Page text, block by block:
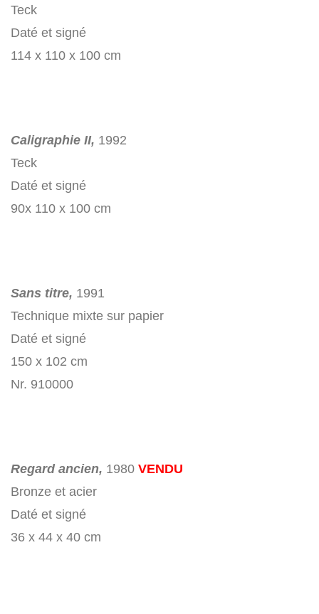
Teck
Daté et signé
114 x 110 x 100 cm
Caligraphie II, 1992
Teck
Daté et signé
90x 110 x 100 cm
Sans titre, 1991
Technique mixte sur papier
Daté et signé
150 x 102 cm
Nr. 910000
Regard ancien, 1980 VENDU
Bronze et acier
Daté et signé
36 x 44 x 40 cm